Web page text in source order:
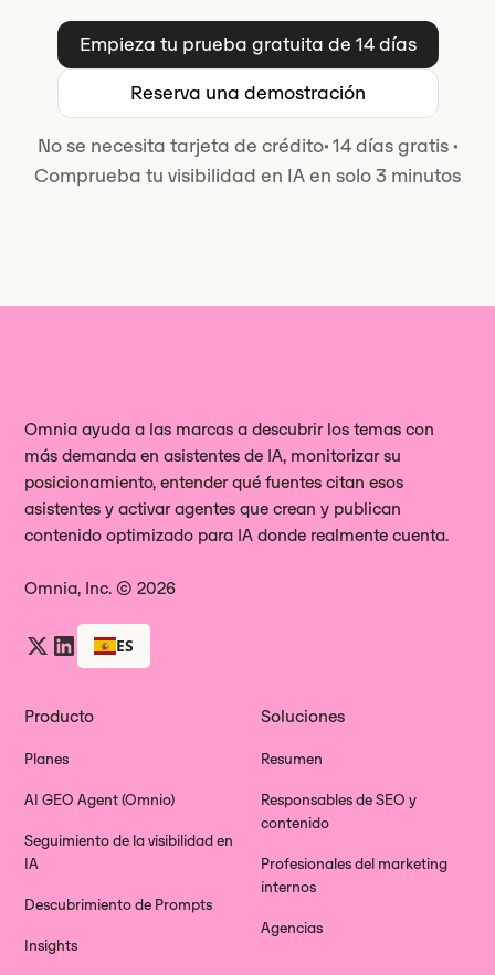
Empieza tu prueba gratuita de 14 días
Reserva una demostración
No se necesita tarjeta de crédito·14 días gratis ·
Comprueba tu visibilidad en IA en solo 3 minutos
Omnia ayuda a las marcas a descubrir los temas con
más demanda en asistentes de IA, monitorizar su
posicionamiento, entender qué fuentes citan esos
asistentes y activar agentes que crean y publican
contenido optimizado para IA donde realmente cuenta.
Omnia, Inc. © 2026
ES
Producto
Planes
AI GEO Agent (Omnio)
Seguimiento de la visibilidad en
IA
Descubrimiento de Prompts
Insights
Soluciones
Resumen
Responsables de SEO y
contenido
Profesionales del marketing
internos
Agencias